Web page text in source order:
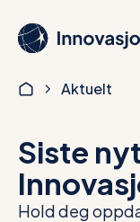
hovedinnhold
Aktuelt
Siste
Hold deg